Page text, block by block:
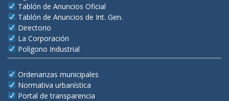
Tablón de Anuncios Oficial
Tablón de Anuncios de Int. Gen.
Directorio
La Corporación
Polígono Industrial
Ordenanzas municipales
Normativa urbanística
Portal de transparencia